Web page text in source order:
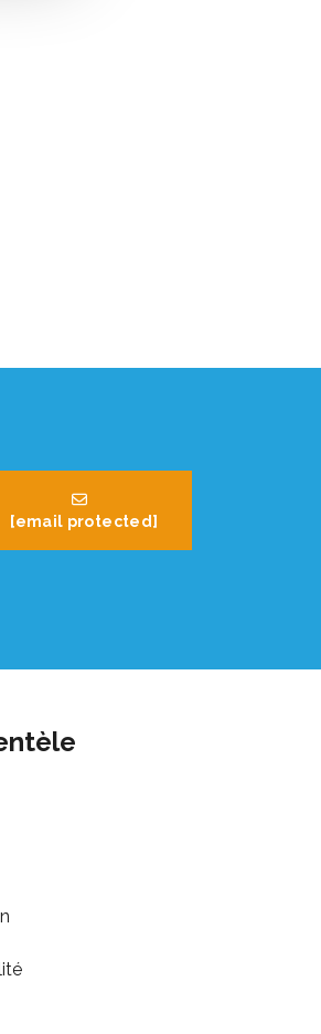
[email protected]